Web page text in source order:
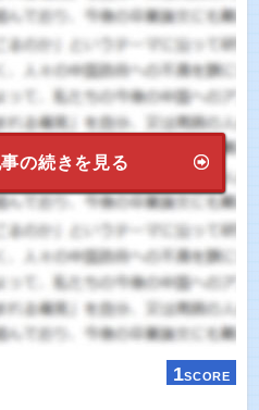
の続きを見る
1SCORE